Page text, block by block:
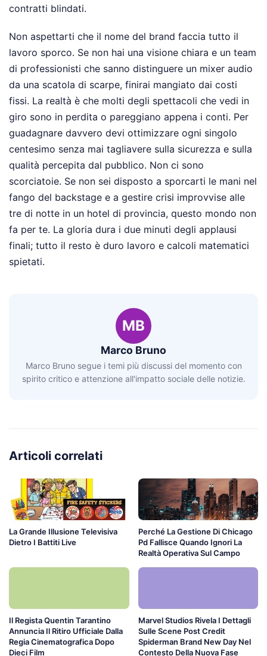
contratti blindati.
Non aspettarti che il nome del brand faccia tutto il
lavoro sporco. Se non hai una visione chiara e un team
di professionisti che sanno distinguere un mixer audio
da una scatola di scarpe, finirai mangiato dai costi
fissi. La realtà è che molti degli spettacoli che vedi in
giro sono in perdita o pareggiano appena i conti. Per
guadagnare davvero devi ottimizzare ogni singolo
centesimo senza mai tagliavere sulla sicurezza e sulla
qualità percepita dal pubblico. Non ci sono
scorciatoie. Se non sei disposto a sporcarti le mani nel
fango del backstage e a gestire crisi improvvise alle
tre di notte in un hotel di provincia, questo mondo non
fa per te. La gloria dura i due minuti degli applausi
finali; tutto il resto è duro lavoro e calcoli matematici
spietati.
MB
Marco Bruno
Marco Bruno segue i temi più discussi del momento con
spirito critico e attenzione all'impatto sociale delle notizie.
Articoli correlati
La Grande Illusione Televisiva
Dietro I Battiti Live
Perché La Gestione Di Chicago
Pd Fallisce Quando Ignori La
Realtà Operativa Sul Campo
Il Regista Quentin Tarantino
Annuncia Il Ritiro Ufficiale Dalla
Regia Cinematografica Dopo
Dieci Film
Marvel Studios Rivela I Dettagli
Sulle Scene Post Credit
Spiderman Brand New Day Nel
Contesto Della Nuova Fase